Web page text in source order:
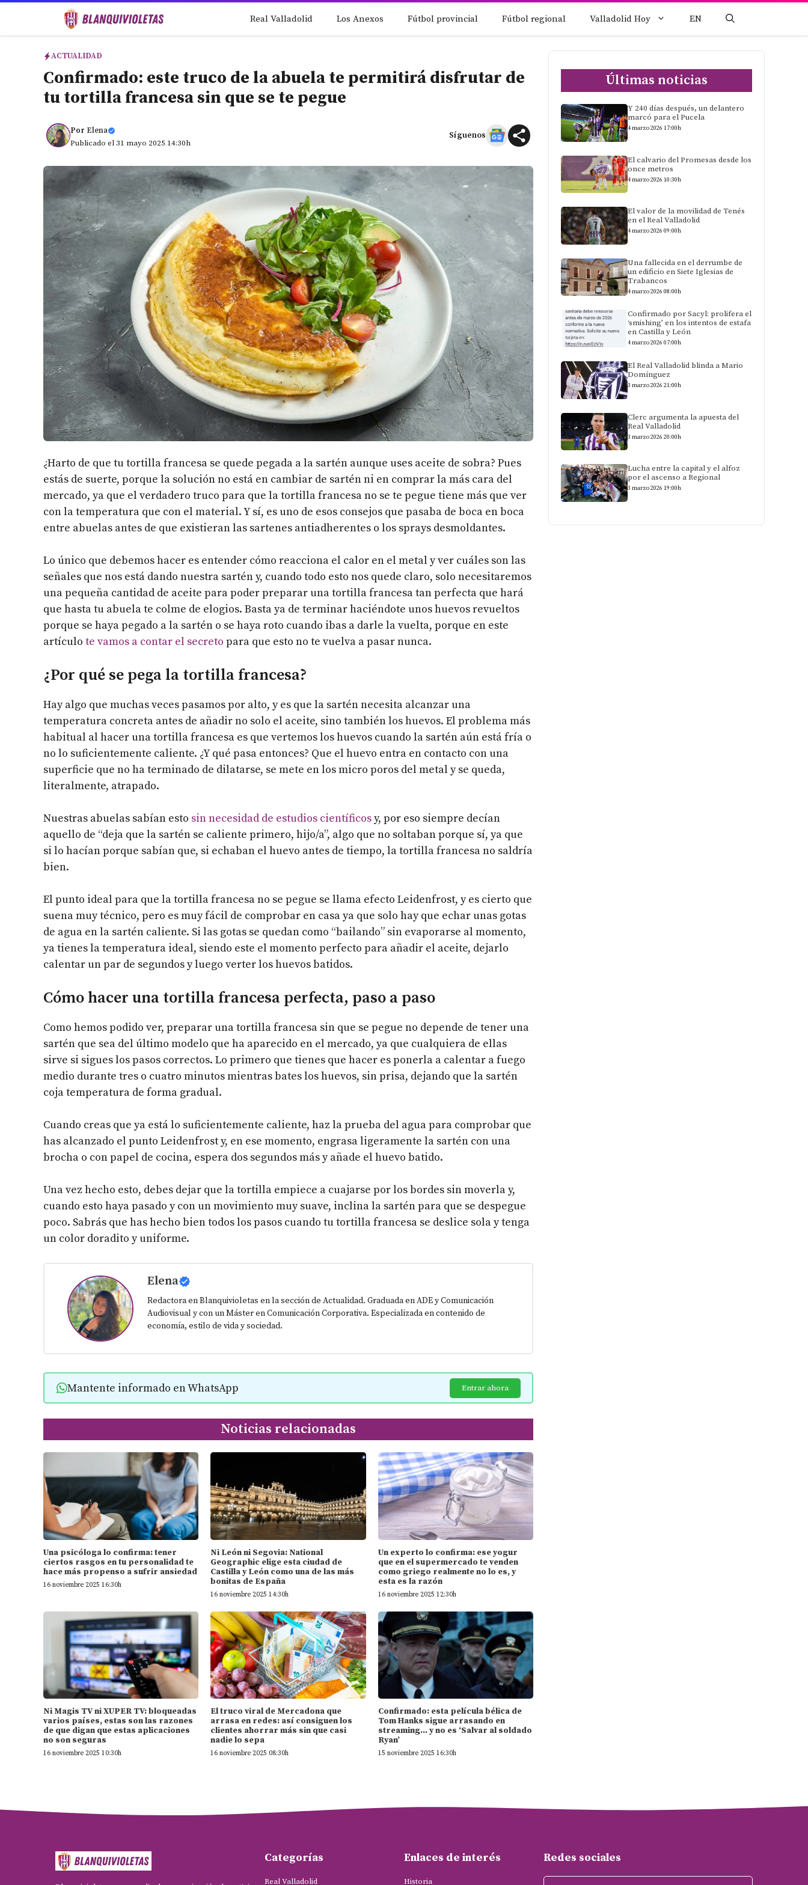
Real Valladolid Los Anexos Fútbol provincial Fútbol regional Valladolid Hoy EN
ACTUALIDAD
Confirmado: este truco de la abuela te permitirá disfrutar de
tu tortilla francesa sin que se te pegue
Por Elena
Publicado el 31 mayo 2025 14:30h
Síguenos
¿Harto de que tu tortilla francesa se quede pegada a la sartén aunque uses aceite de sobra? Pues
estás de suerte, porque la solución no está en cambiar de sartén ni en comprar la más cara del
mercado, ya que el verdadero truco para que la tortilla francesa no se te pegue tiene más que ver
con la temperatura que con el material. Y sí, es uno de esos consejos que pasaba de boca en boca
entre abuelas antes de que existieran las sartenes antiadherentes o los sprays desmoldantes.
Lo único que debemos hacer es entender cómo reacciona el calor en el metal y ver cuáles son las
señales que nos está dando nuestra sartén y, cuando todo esto nos quede claro, solo necesitaremos
una pequeña cantidad de aceite para poder preparar una tortilla francesa tan perfecta que hará
que hasta tu abuela te colme de elogios. Basta ya de terminar haciéndote unos huevos revueltos
porque se haya pegado a la sartén o se haya roto cuando ibas a darle la vuelta, porque en este
artículo te vamos a contar el secreto para que esto no te vuelva a pasar nunca.
¿Por qué se pega la tortilla francesa?
Hay algo que muchas veces pasamos por alto, y es que la sartén necesita alcanzar una
temperatura concreta antes de añadir no solo el aceite, sino también los huevos. El problema más
habitual al hacer una tortilla francesa es que vertemos los huevos cuando la sartén aún está fría o
no lo suficientemente caliente. ¿Y qué pasa entonces? Que el huevo entra en contacto con una
superficie que no ha terminado de dilatarse, se mete en los micro poros del metal y se queda,
literalmente, atrapado.
Nuestras abuelas sabían esto sin necesidad de estudios científicosy, por eso siempre decían
aquello de “deja que la sartén se caliente primero, hijo/a”, algo que no soltaban porque sí, ya que
si lo hacían porque sabían que, si echaban el huevo antes de tiempo, la tortilla francesa no saldría
bien.
El punto ideal para que la tortilla francesa no se pegue se llama efecto Leidenfrost, y es cierto que
suena muy técnico, pero es muy fácil de comprobar en casa ya que solo hay que echar unas gotas
de agua en la sartén caliente. Si las gotas se quedan como “bailando” sin evaporarse al momento,
ya tienes la temperatura ideal, siendo este el momento perfecto para añadir el aceite, dejarlo
calentar un par de segundos y luego verter los huevos batidos.
Cómo hacer una tortilla francesa perfecta, paso a paso
Como hemos podido ver, preparar una tortilla francesa sin que se pegue no depende de tener una
sartén que sea del último modelo que ha aparecido en el mercado, ya que cualquiera de ellas
sirve si sigues los pasos correctos. Lo primero que tienes que hacer es ponerla a calentar a fuego
medio durante tres o cuatro minutos mientras bates los huevos, sin prisa, dejando que la sartén
coja temperatura de forma gradual.
Cuando creas que ya está lo suficientemente caliente, haz la prueba del agua para comprobar que
has alcanzado el punto Leidenfrost y, en ese momento, engrasa ligeramente la sartén con una
brocha o con papel de cocina, espera dos segundos más y añade el huevo batido.
Una vez hecho esto, debes dejar que la tortilla empiece a cuajarse por los bordes sin moverla y,
cuando esto haya pasado y con un movimiento muy suave, inclina la sartén para que se despegue
poco. Sabrás que has hecho bien todos los pasos cuando tu tortilla francesa se deslice sola y tenga
un color doradito y uniforme.
Elena
Redactora en Blanquivioletas en la sección de Actualidad. Graduada en ADE y Comunicación
Audiovisual y con un Máster en Comunicación Corporativa. Especializada en contenido de
economía, estilo de vida y sociedad.
Mantente informado en WhatsApp Entrar ahora
Noticias relacionadas
Una psicóloga lo confirma: tener
ciertos rasgos en tu personalidad te
hace más propenso a sufrir ansiedad
16 noviembre 2025 16:30h
Ni León ni Segovia: National
Geographic elige esta ciudad de
Castilla y León como una de las más
bonitas de España
16 noviembre 2025 14:30h
Un experto lo confirma: ese yogur
que en el supermercado te venden
como griego realmente no lo es, y
esta es la razón
16 noviembre 2025 12:30h
Ni Magis TV ni XUPER TV: bloqueadas
varios países, estas son las razones
de que digan que estas aplicaciones
no son seguras
16 noviembre 2025 10:30h
El truco viral de Mercadona que
arrasa en redes: así consiguen los
clientes ahorrar más sin que casi
nadie lo sepa
16 noviembre 2025 08:30h
Confirmado: esta película bélica de
Tom Hanks sigue arrasando en
streaming… y no es ‘Salvar al soldado
Ryan’
15 noviembre 2025 16:30h
Últimas noticias
Y 240 días después, un delantero
marcó para el Pucela
4 marzo 2026 17:00h
El calvario del Promesas desde los
once metros
4 marzo 2026 10:30h
El valor de la movilidad de Tenés
en el Real Valladolid
4 marzo 2026 09:00h
Una fallecida en el derrumbe de
un edificio en Siete Iglesias de
Trabancos
4 marzo 2026 08:00h
Confirmado por Sacyl: prolifera el
‘smishing’ en los intentos de estafa
en Castilla y León
4 marzo 2026 07:00h
El Real Valladolid blinda a Mario
Domínguez
3 marzo 2026 21:00h
Clerc argumenta la apuesta del
Real Valladolid
3 marzo 2026 20:00h
Lucha entre la capital y el alfoz
por el ascenso a Regional
3 marzo 2026 19:00h
Categorías
Real Valladolid
Enlaces de interés
Historia
Redes sociales